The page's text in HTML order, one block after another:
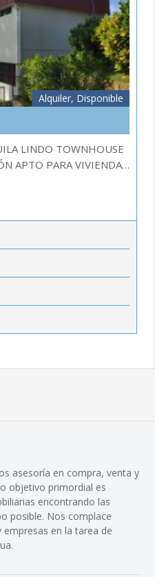
Alquiler, Disponible
LINDO TOWNHOUSE
APTO PARA VIVIENDA…
asesoría en compra, venta y
objetivo primordial es
encontrando las
posible. Nos complace
en la tarea de